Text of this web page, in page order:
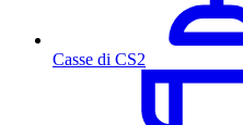
Casse di CS2